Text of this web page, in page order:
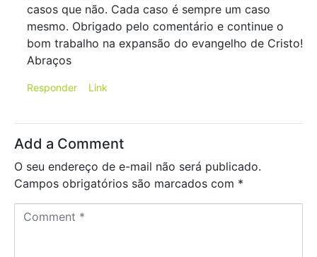
casos que não. Cada caso é sempre um caso
mesmo. Obrigado pelo comentário e continue o
bom trabalho na expansão do evangelho de Cristo!
Abraços
Responder Link
Add a Comment
O seu endereço de e-mail não será publicado.
Campos obrigatórios são marcados com *